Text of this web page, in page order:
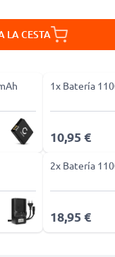
LA CESTA
1x Batería
10,95 €
2x Batería
18,95 €